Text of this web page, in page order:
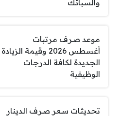
والسبائك
موعد صرف مرتبات
أغسطس 2026 وقيمة الزيادة
الجديدة لكافة الدرجات
الوظيفية
تحديثات سعر صرف الدينار